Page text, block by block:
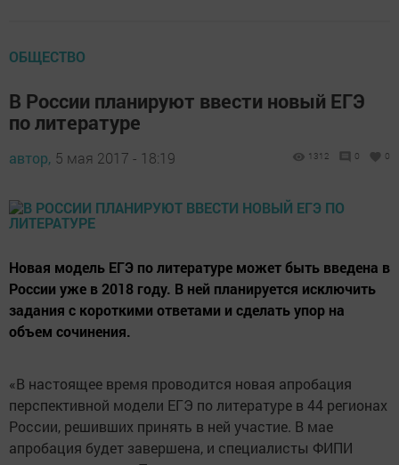
ОБЩЕСТВО
В России планируют ввести новый ЕГЭ
по литературе
автор, 5 мая 2017 - 18:19 1312 0 0
Новая модель ЕГЭ по литературе может быть введена в
России уже в 2018 году. В ней планируется исключить
задания с короткими ответами и сделать упор на
объем сочинения.
«В настоящее время проводится новая апробация
перспективной модели ЕГЭ по литературе в 44 регионах
России, решивших принять в ней участие. В мае
апробация будет завершена, и специалисты ФИПИ